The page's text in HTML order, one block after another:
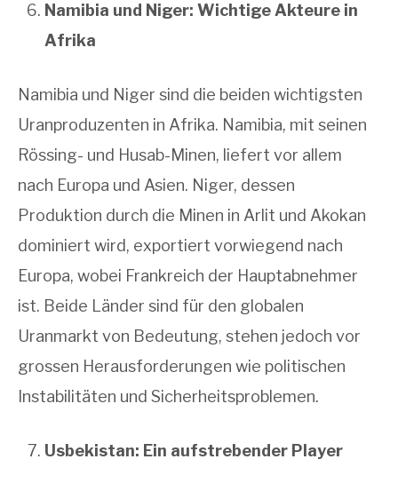
Namibia und Niger: Wichtige Akteure in
Afrika
Namibia und Niger sind die beiden wichtigsten
Uranproduzenten in Afrika. Namibia, mit seinen
Rössing- und Husab-Minen, liefert vor allem
nach Europa und Asien. Niger, dessen
Produktion durch die Minen in Arlit und Akokan
dominiert wird, exportiert vorwiegend nach
Europa, wobei Frankreich der Hauptabnehmer
ist. Beide Länder sind für den globalen
Uranmarkt von Bedeutung, stehen jedoch vor
grossen Herausforderungen wie politischen
Instabilitäten und Sicherheitsproblemen.
Usbekistan: Ein aufstrebender Player